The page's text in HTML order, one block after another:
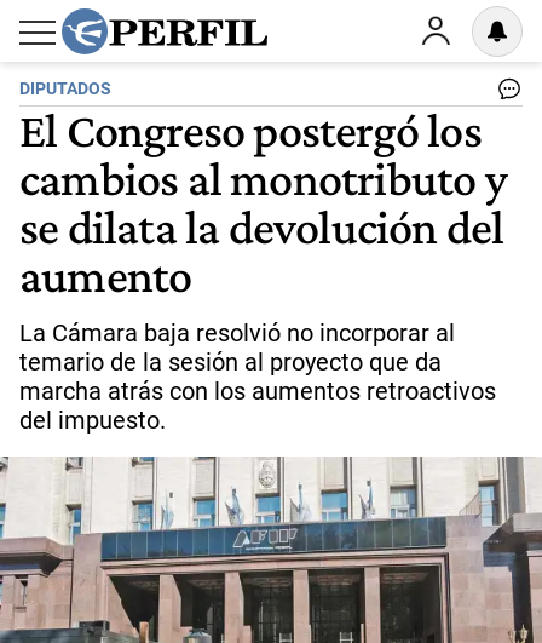
DIPUTADOS
El Congreso postergó los
cambios al monotributo y
se dilata la devolución del
aumento
La Cámara baja resolvió no incorporar al
temario de la sesión al proyecto que da
marcha atrás con los aumentos retroactivos
del impuesto.